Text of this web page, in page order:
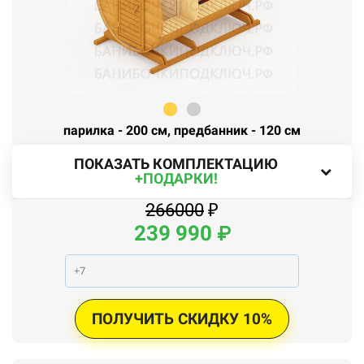
парилка - 200 см, предбанник - 120 см
ПОКАЗАТЬ КОМПЛЕКТАЦИЮ
+ПОДАРКИ!
266000 ₽
239 990 ₽
ПОЛУЧИТЬ СКИДКУ 10%